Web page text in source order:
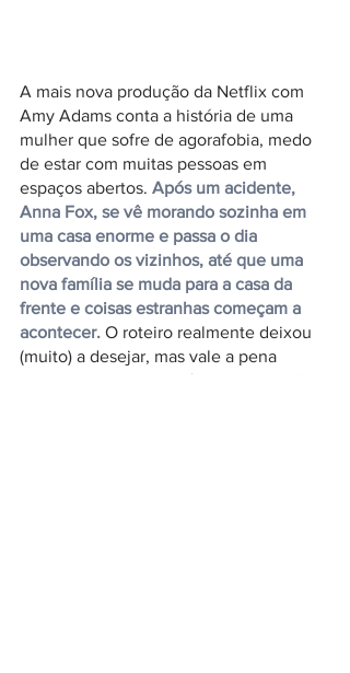
A mais nova produção da Netflix com
Amy Adams conta a história de uma
mulher que sofre de agorafobia, medo
de estar com muitas pessoas em
espaços abertos. Após um acidente,
Anna Fox, se vê morando sozinha em
uma casa enorme e passa o dia
observando os vizinhos, até que uma
nova família se muda para a casa da
frente e coisas estranhas começam a
acontecer. O roteiro realmente deixou
(muito) a desejar, mas vale a pena
conferir e tirar suas próprias conclusões,